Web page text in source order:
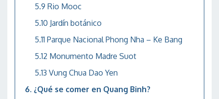
Rio Mooc
Jardín botánico
Parque Nacional Phong Nha – Ke Bang
Monumento Madre Suot
Vung Chua Dao Yen
¿Qué se comer en Quang Binh?